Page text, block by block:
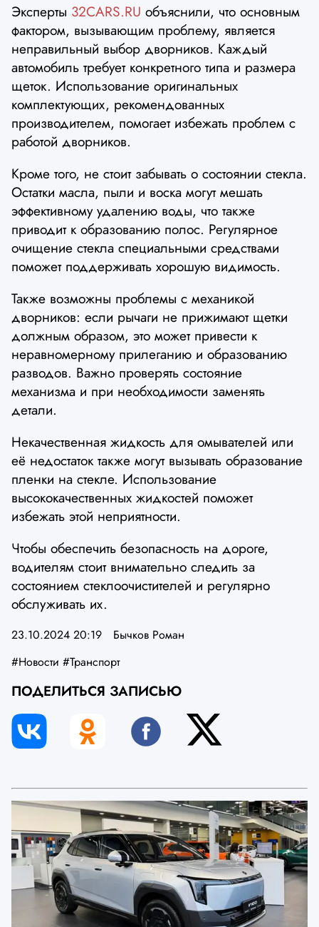
Эксперты 32CARS.RU объяснили, что основным
фактором, вызывающим проблему, является
неправильный выбор дворников. Каждый
автомобиль требует конкретного типа и размера
щеток. Использование оригинальных
комплектующих, рекомендованных
производителем, помогает избежать проблем с
работой дворников.
Кроме того, не стоит забывать о состоянии стекла.
Остатки масла, пыли и воска могут мешать
эффективному удалению воды, что также
приводит к образованию полос. Регулярное
очищение стекла специальными средствами
поможет поддерживать хорошую видимость.
Также возможны проблемы с механикой
дворников: если рычаги не прижимают щетки
должным образом, это может привести к
неравномерному прилеганию и образованию
разводов. Важно проверять состояние
механизма и при необходимости заменять
детали.
Некачественная жидкость для омывателей или
её недостаток также могут вызывать образование
пленки на стекле. Использование
высококачественных жидкостей поможет
избежать этой неприятности.
Чтобы обеспечить безопасность на дороге,
водителям стоит внимательно следить за
состоянием стеклоочистителей и регулярно
обслуживать их.
23.10.2024 20:19
Бычков Роман
#Новости #Транспорт
ПОДЕЛИТЬСЯ ЗАПИСЬЮ